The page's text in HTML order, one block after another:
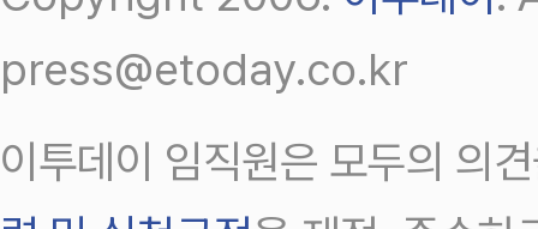
press@etoday.co.kr
이투데이 임직원은 모두의 의